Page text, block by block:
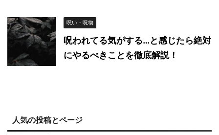
呪い・呪物
呪われてる気がする…と感じたら絶対
にやるべきことを徹底解説！
人気の投稿とページ